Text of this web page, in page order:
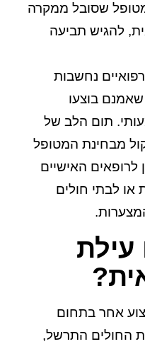
מטופל שסובל ממקרה
להגיש תביעה
נחשבות
בוצעו
תום הלב של
מבחינת המטופל
לרופאים האישיים
או לבתי חולים
אחר בתחום
החולים התרשל,